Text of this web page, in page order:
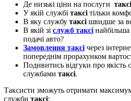
Де низькі ціни на послуги таксі
У якій службі таксі тільки
В яку службу таксі швидше за
В якій зі служб таксі найбільша
подачі авто?
Замовлення таксі через
попереднім прорахунком
Подивитись відгуки про якість
службами таксі.
Таксисти зможуть отримати
служби таксі: